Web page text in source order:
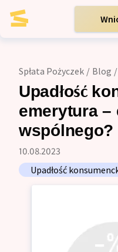
Kredyty
Opinie
Blog
Spłata Pożyczek / Blog /
emerytura – co mają ze
Upadłość
emerytura –
wspólnego?
10.08.2023
Upadłość